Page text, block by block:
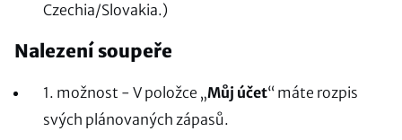
Czechia/Slovakia.)
Nalezení soupeře
1. možnost - V položce „Můj účet“ máte rozpis
svých plánovaných zápasů.